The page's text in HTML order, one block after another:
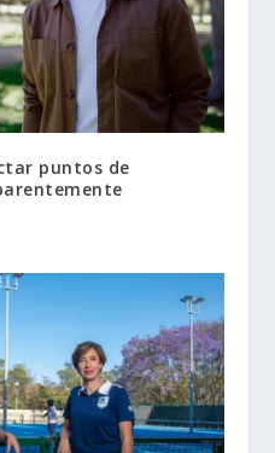
puntos de